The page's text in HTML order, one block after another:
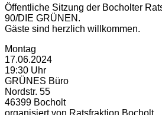
Öffentliche Sitzung der Bocholter
90/DIE GRÜNEN.
Gäste sind herzlich willkommen.
Montag
17.06.2024
19:30 Uhr
GRÜNES Büro
Nordstr. 55
46399 Bocholt
organisiert von Ratsfraktion Bocholt